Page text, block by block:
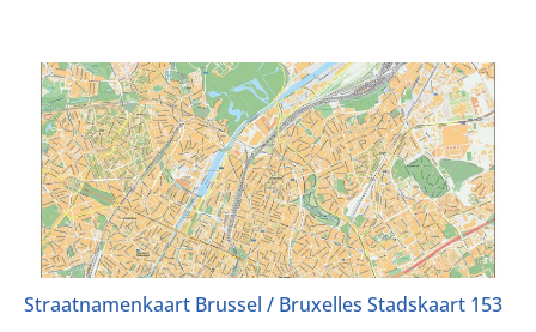
Straatnamenkaart Brussel / Bruxelles Stadskaart 153